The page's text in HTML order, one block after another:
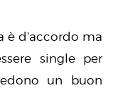
d’accordo ma
single per
un buon